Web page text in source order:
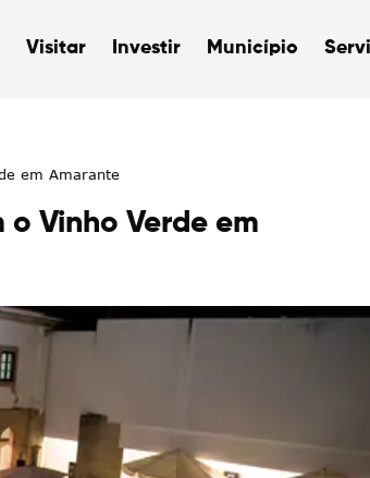
Visitar Investir Município
em Amarante
o Vinho Verde em